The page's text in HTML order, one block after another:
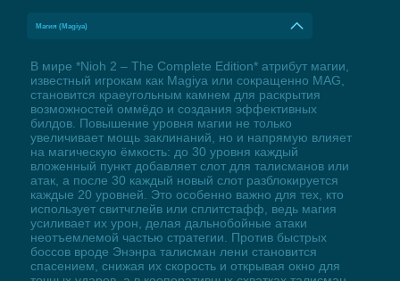
Магия (Magiya)
В мире *Nioh 2 – The Complete Edition* атрибут магии,
известный игрокам как Magiya или сокращенно MAG,
становится краеугольным камнем для раскрытия
возможностей оммёдо и создания эффективных
билдов. Повышение уровня магии не только
увеличивает мощь заклинаний, но и напрямую влияет
на магическую ёмкость: до 30 уровня каждый
вложенный пункт добавляет слот для талисманов или
атак, а после 30 каждый новый слот разблокируется
каждые 20 уровней. Это особенно важно для тех, кто
использует свитчглейв или сплитстафф, ведь магия
усиливает их урон, делая дальнобойные атаки
неотъемлемой частью стратегии. Против быстрых
боссов вроде Энэнра талисман лени становится
спасением, снижая их скорость и открывая окно для